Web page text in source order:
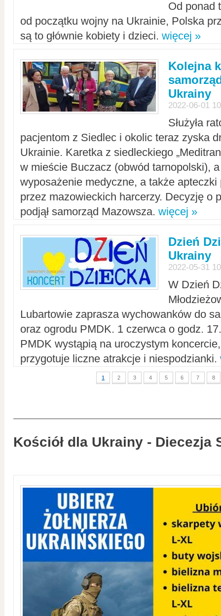
Od ponad
od początku wojny na Ukrainie, Polska
są to głównie kobiety i dzieci. więcej »
Kolejna
Ukrainy
2022-06-01
Służyła
pacjentom z Siedlec i okolic teraz zyska
Ukrainie. Karetka z siedleckiego
w mieście Buczacz (obwód tarnopolski),
wyposażenie medyczne, a także apteczki
przez mazowieckich harcerzy. Decyzję o
podjął samorząd Mazowsza. więcej »
Dzień
Ukrainy
2022-05-31
W Dzień
Lubartowie zaprasza wychowanków do
oraz ogrodu PMDK. 1 czerwca o godz.
PMDK wystąpią na uroczystym
przygotuje liczne atrakcje i niespodzianki.
1 2 3 4 5 6 7 8
Kościół dla Ukrainy - Diecezja